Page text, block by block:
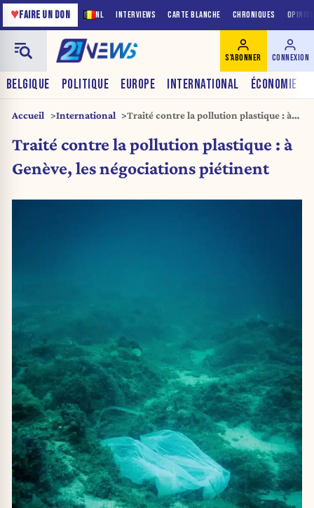
NL INTERVIEWS CARTE BLANCHE CHRONIQUES
♥FAIRE UN DON
BELGIQUE POLITIQUE EUROPE INTERNATIONAL ÉCONOMIE
S'ABONNER CONNEXION
Accueil International
Traité contre la pollution plastique : à
Traité contre la pollution plastique : à
Genève, les négociations piétinent